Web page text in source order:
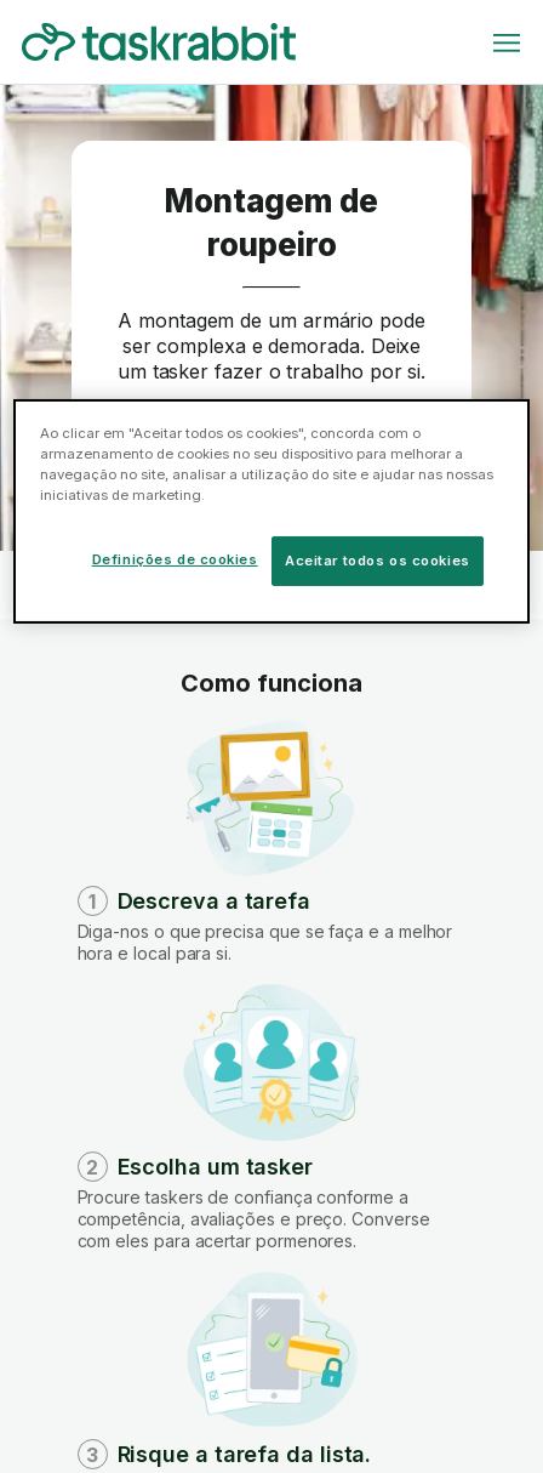
Montagem de
roupeiro
A montagem de um armário pode
ser complexa e demorada. Deixe
um tasker fazer o trabalho por si.
Reservar
Montagem de mobiliário
Como funciona
1 Descreva a tarefa
Diga-nos o que precisa que se faça e a melhor
hora e local para si.
2 Escolha um tasker
Procure taskers de confiança conforme a
competência, avaliações e preço. Converse
com eles para acertar pormenores.
3 Risque a tarefa da lista.
Ao clicar em "Aceitar todos os cookies", concorda com o
armazenamento de cookies no seu dispositivo para melhorar a
navegação no site, analisar a utilização do site e ajudar nas nossas
iniciativas de marketing.
Aceitar todos os cookies
Definições de cookies